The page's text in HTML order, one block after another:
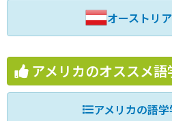
オーストリア
アメリカのオススメ語
アメリカの語